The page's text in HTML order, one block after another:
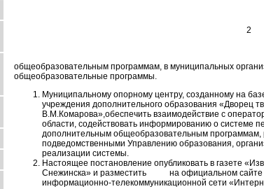
2
общеобразовательным программам, в муниципальных
общеобразовательные программы.
Муниципальному опорному центру, созданному на
учреждения дополнительного образования «Дворец
В.М.Комарова»,обеспечить взаимодействие с
области, содействовать информированию о системе
дополнительным общеобразовательным
подведомственными Управлению образования,
реализации системы.
Настоящее постановление опубликовать в газете
Снежинска» и разместить на официальном
информационно-телекоммуникационной сети